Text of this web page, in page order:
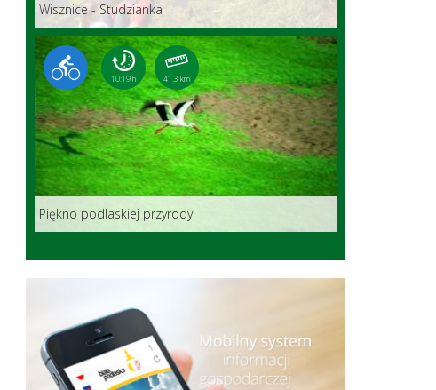
Wisznice - Studzianka
10:19 h 41.3 km
Piękno podlaskiej przyrody